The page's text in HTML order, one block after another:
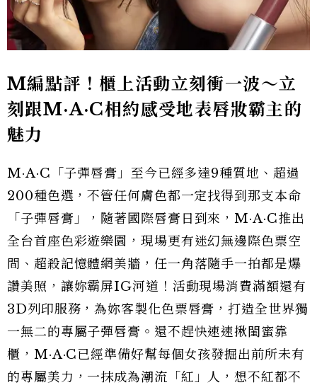
M編點評！櫃上活動立刻衝一波～立
刻跟M·A·C相約感受地表唇妝霸主的
魅力
M·A·C「子彈唇膏」至今已經多達9種質地、超過
200種色選，不管任何膚色都一定找得到那支本命
「子彈唇膏」，隨著國際唇膏日到來，M·A·C推出
全台首座色彩遊樂園，現場更有迷幻無邊際色票空
間、超殺記憶體網美牆，任一角落隨手一拍都是爆
讚美照，讓妳霸屏IG河道！活動現場消費滿額還有
3D列印服務，為妳客製化色票唇膏，打造全世界獨
一無二的專屬子彈唇膏。還不趕快速速揪閨蜜靠
櫃，M·A·C已經準備好幫每個女孩發掘出前所未有
的專屬美力，一抹成為潮流「紅」人，想不紅都不